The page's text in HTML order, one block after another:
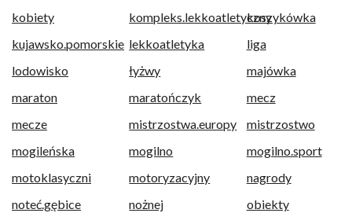
kobiety
kompleks.lekkoatletycznykoszykówka
kujawsko.pomorskie lekkoatletyka
liga
lodowisko
łyżwy
majówka
maraton
maratończyk
mecz
mecze
mistrzostwa.europy
mistrzostwo
mogileńska
mogilno
mogilno.sport
motoklasyczni
motoryzacyjny
nagrody
noteć.gębice
nożnej obiekty